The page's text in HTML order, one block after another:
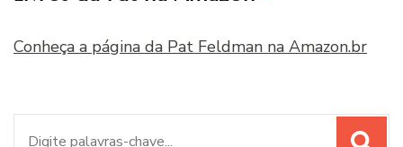
Conheça a página da Pat Feldman na Amazon.br